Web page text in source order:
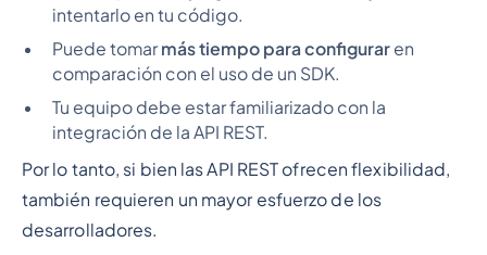
intentarlo en tu código.
Puede tomar más tiempo para configuraren
comparación con el uso de un SDK.
Tu equipo debe estar familiarizado con la
integración de la API REST.
Por lo tanto, si bien las API REST ofrecen flexibilidad,
también requieren un mayor esfuerzo de los
desarrolladores.